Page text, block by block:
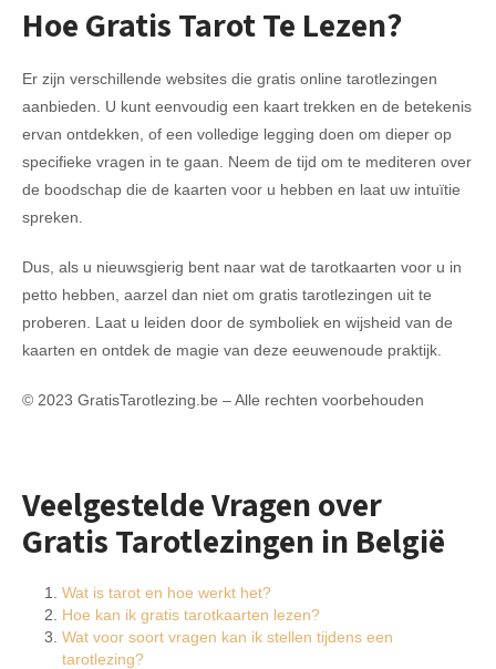
Hoe Gratis Tarot Te Lezen?
Er zijn verschillende websites die gratis online tarotlezingen
aanbieden. U kunt eenvoudig een kaart trekken en de betekenis
ervan ontdekken, of een volledige legging doen om dieper op
specifieke vragen in te gaan. Neem de tijd om te mediteren over
de boodschap die de kaarten voor u hebben en laat uw intuïtie
spreken.
Dus, als u nieuwsgierig bent naar wat de tarotkaarten voor u in
petto hebben, aarzel dan niet om gratis tarotlezingen uit te
proberen. Laat u leiden door de symboliek en wijsheid van de
kaarten en ontdek de magie van deze eeuwenoude praktijk.
© 2023 GratisTarotlezing.be – Alle rechten voorbehouden
Veelgestelde Vragen over
Gratis Tarotlezingen in België
Wat is tarot en hoe werkt het?
Hoe kan ik gratis tarotkaarten lezen?
Wat voor soort vragen kan ik stellen tijdens een
tarotlezing?